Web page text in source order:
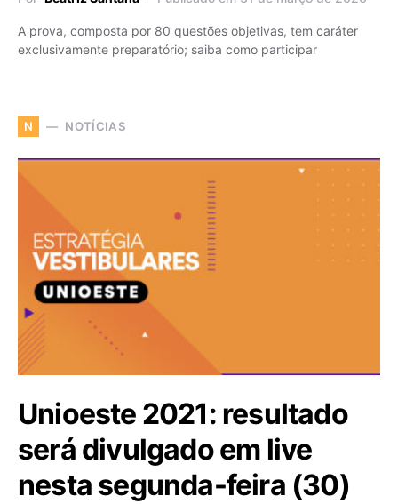
A prova, composta por 80 questões objetivas, tem caráter
exclusivamente preparatório; saiba como participar
N NOTÍCIAS
Unioeste 2021: resultado
será divulgado em live
nesta segunda-feira (30)